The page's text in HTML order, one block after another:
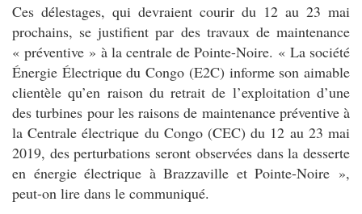
Ces délestages, qui devraient courir du 12 au 23 mai
prochains, se justifient par des travaux de maintenance
« préventive » à la centrale de Pointe-Noire. « La société
Énergie Électrique du Congo (E2C) informe son aimable
clientèle qu’en raison du retrait de l’exploitation d’une
des turbines pour les raisons de maintenance préventive à
la Centrale électrique du Congo (CEC) du 12 au 23 mai
2019, des perturbations seront observées dans la desserte
en énergie électrique à Brazzaville et Pointe-Noire »,
peut-on lire dans le communiqué.